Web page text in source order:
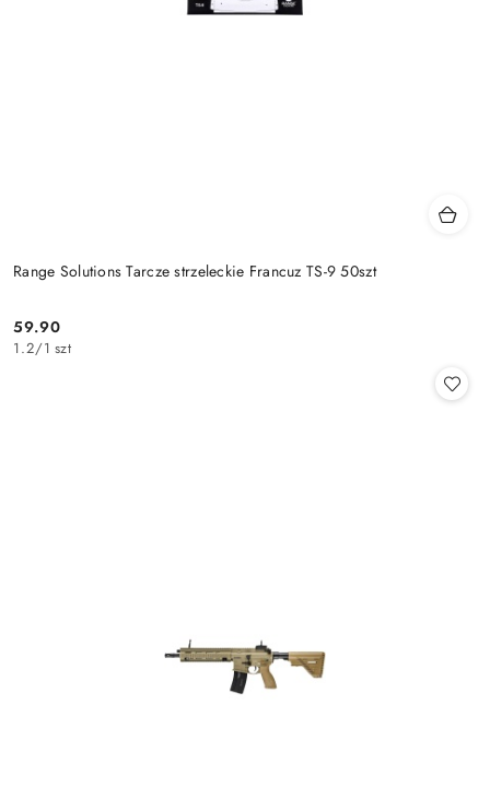
Range Solutions Tarcze strzeleckie Francuz TS-9 50szt
Cena:
59.90
1.2/1 szt